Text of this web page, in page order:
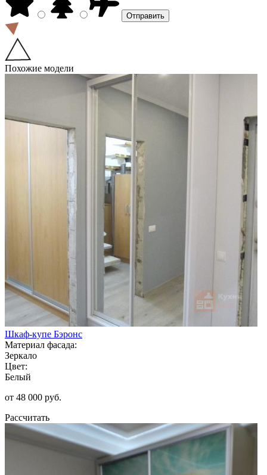
Похожие модели
Шкаф-купе Бэронс
Материал фасада:
Зеркало
Цвет:
Белый
от 48 000 руб.
Рассчитать